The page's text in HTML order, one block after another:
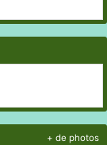
+ de photos